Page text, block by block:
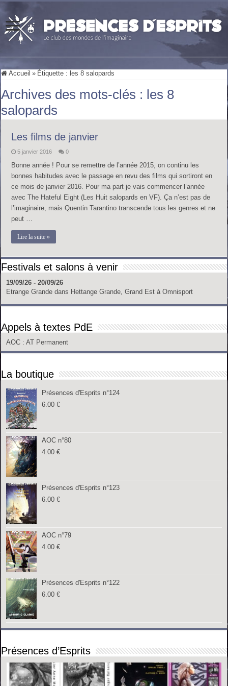
Accueil » Étiquette : les 8 salopards
Archives des mots-clés : les 8
salopards
Les films de janvier
5 janvier 2016 0
Bonne année ! Pour se remettre de l’année 2015, on continu les
bonnes habitudes avec le passage en revu des films qui sortiront en
ce mois de janvier 2016. Pour ma part je vais commencer l’année
avec The Hateful Eight (Les Huit salopards en VF). Ça n’est pas de
l’imaginaire, mais Quentin Tarantino transcende tous les genres et ne
peut …
Lire la suite »
Festivals et salons à venir
19/09/26 - 20/09/26
Etrange Grande dans Hettange Grande, Grand Est à Omnisport
Appels à textes PdE
AOC : AT Permanent
La boutique
Présences d'Esprits n°124
6.00€
AOC n°80
4.00€
Présences d'Esprits n°123
6.00€
AOC n°79
4.00€
Présences d'Esprits n°122
6.00€
Présences d’Esprits